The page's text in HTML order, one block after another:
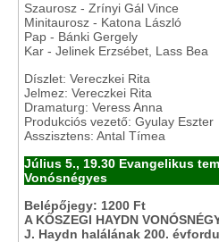
Szaurosz - Zrínyi Gál Vince
Minitaurosz - Katona László
Pap - Bánki Gergely
Kar - Jelinek Erzsébet, Lass Bea
Díszlet: Vereczkei Rita
Jelmez: Vereczkei Rita
Dramaturg: Veress Anna
Produkciós vezető: Gyulay Eszter
Asszisztens: Antal Tímea
Július 5., 19.30 Evangelikus
Vonósnégyes
Belépőjegy: 1200 Ft
A KŐSZEGI HAYDN
J. Haydn halálának 200.